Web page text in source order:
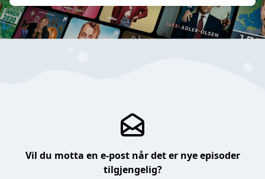
Vil du motta en e-post når det er nye episoder
tilgjengelig?